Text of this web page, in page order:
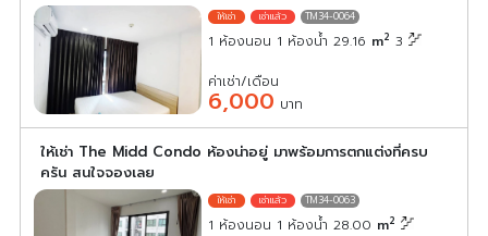
TM34-0064
1 ห้องนอน 1 ห้องน้ำ 29.16 m2 3
ค่าเช่า/เดือน
6,000 บาท
ให้เช่า The Midd Condo ห้องน่าอยู่ มาพร้อมการตกแต่งที่ครบ
ครัน สนใจจองเลย
TM34-0063
1 ห้องนอน 1 ห้องน้ำ 28.00 m2